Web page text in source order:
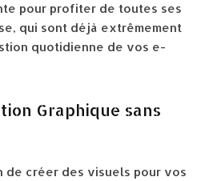
pour profiter de toutes ses
qui sont déjà extrêmement
quotidienne de vos e-
Graphique sans
de créer des visuels pour vos